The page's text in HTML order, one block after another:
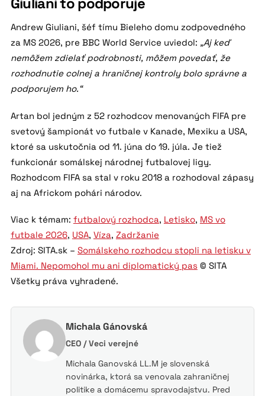
Andrew Giuliani, šéf tímu Bieleho domu zodpovedného
za MS 2026, pre BBC World Service uviedol: „Aj keď
nemôžem zdielať podrobnosti, môžem povedať, že
rozhodnutie colnej a hraničnej kontroly bolo správne a
podporujem ho.“
Artan bol jedným z 52 rozhodcov menovaných FIFA pre
svetový šampionát vo futbale v Kanade, Mexiku a USA,
ktoré sa uskutočnia od 11. júna do 19. júla. Je tiež
funkcionár somálskej národnej futbalovej ligy.
Rozhodcom FIFA sa stal v roku 2018 a rozhodoval zápasy
aj na Africkom pohári národov.
Viac k témam: futbalový rozhodca, Letisko, MS vo
futbale 2026, USA, Víza, Zadržanie
Zdroj: SITA.sk – Somálskeho rozhodcu stopli na letisku v
Miami. Nepomohol mu ani diplomatický pas © SITA
Všetky práva vyhradené.
Michala Gánovská
CEO / Veci verejné
Michala Ganovská LL.M je slovenská
novinárka, ktorá sa venovala zahraničnej
politike a domácemu spravodajstvu. Pred